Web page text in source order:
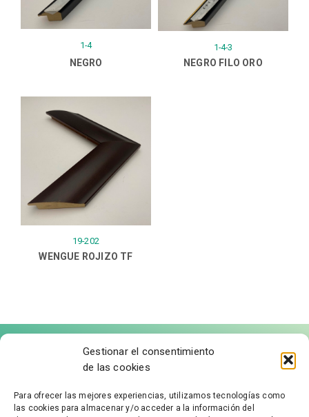
Gestionar el consentimiento
de las cookies
Para ofrecer las mejores experiencias, utilizamos tecnologías como
las cookies para almacenar y/o acceder a la información del
1-4
NEGRO
1-4-3
NEGRO FILO ORO
19-202
WENGUE ROJIZO TF
FÁBRICA DE MOLDURAS